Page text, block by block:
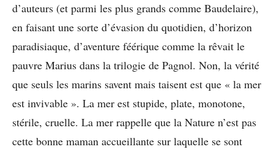
d’auteurs (et parmi les plus grands comme Baudelaire),
en faisant une sorte d’évasion du quotidien, d’horizon
paradisiaque, d’aventure féérique comme la rêvait le
pauvre Marius dans la trilogie de Pagnol. Non, la vérité
que seuls les marins savent mais taisent est que « la mer
est invivable ». La mer est stupide, plate, monotone,
stérile, cruelle. La mer rappelle que la Nature n’est pas
cette bonne maman accueillante sur laquelle se sont